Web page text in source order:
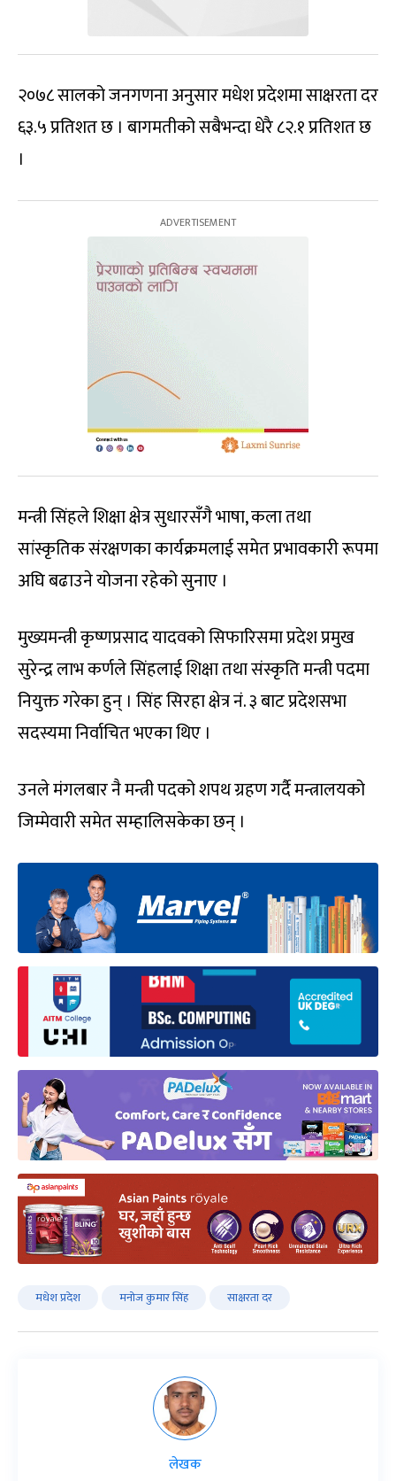
२०७८ सालको जनगणना अनुसार मधेश प्रदेशमा साक्षरता दर
६३.५ प्रतिशत छ । बागमतीको सबैभन्दा धेरै ८२.१ प्रतिशत छ
।
मन्त्री सिंहले शिक्षा क्षेत्र सुधारसँगै भाषा, कला तथा
सांस्कृतिक संरक्षणका कार्यक्रमलाई समेत प्रभावकारी रूपमा
अघि बढाउने योजना रहेको सुनाए ।
मुख्यमन्त्री कृष्णप्रसाद यादवको सिफारिसमा प्रदेश प्रमुख
सुरेन्द्र लाभ कर्णले सिंहलाई शिक्षा तथा संस्कृति मन्त्री पदमा
नियुक्त गरेका हुन् । सिंह सिरहा क्षेत्र नं. ३ बाट प्रदेशसभा
सदस्यमा निर्वाचित भएका थिए ।
उनले मंगलबार नै मन्त्री पदको शपथ ग्रहण गर्दै मन्त्रालयको
जिम्मेवारी समेत सम्हालिसकेका छन् ।
मधेश प्रदेश मनोज कुमार सिंह साक्षरता दर
लेखक